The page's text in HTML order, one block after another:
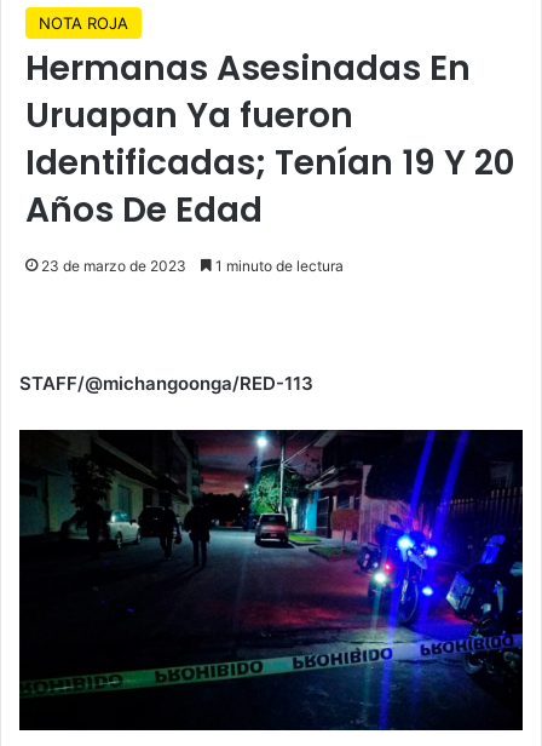
NOTA ROJA
Hermanas Asesinadas En
Uruapan Ya fueron
Identificadas; Tenían 19 Y 20
Años De Edad
23 de marzo de 2023 1 minuto de lectura
STAFF/@michangoonga/RED-113